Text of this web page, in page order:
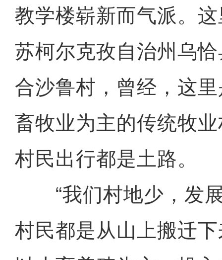
教学楼崭新而气派。
苏柯尔克孜自治州乌
合沙鲁村，曾经，这
畜牧业为主的传统牧
村民出行都是土路。
“我们村地少，发展
村民都是从山上搬迁